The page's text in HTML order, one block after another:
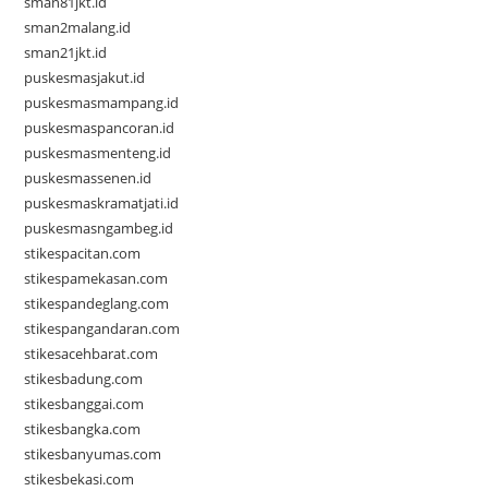
sman2malang.id
sman21jkt.id
puskesmasjakut.id
puskesmasmampang.id
puskesmaspancoran.id
puskesmasmenteng.id
puskesmassenen.id
puskesmaskramatjati.id
puskesmasngambeg.id
stikespacitan.com
stikespamekasan.com
stikespandeglang.com
stikespangandaran.com
stikesacehbarat.com
stikesbadung.com
stikesbanggai.com
stikesbangka.com
stikesbanyumas.com
stikesbekasi.com